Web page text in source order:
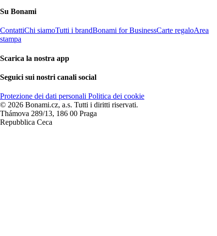
Su Bonami
ContattiChi siamoTutti i brandBonami for BusinessCarte regaloArea
stampa
Scarica la nostra app
Seguici sui nostri canali social
Protezione dei dati personali Politica dei cookie
© 2026 Bonami.cz, a.s. Tutti i diritti riservati.
Thámova 289/13, 186 00 Praga
Repubblica Ceca